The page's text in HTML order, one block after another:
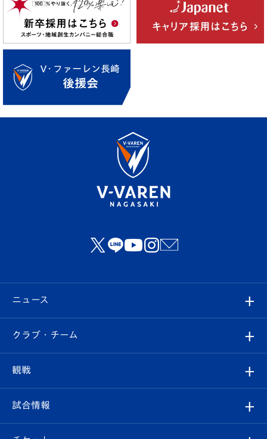
ニュース
すべて
クラブ
試合情報
クラブ・チーム
クラブ概要
観戦
観戦ルール
試合情報